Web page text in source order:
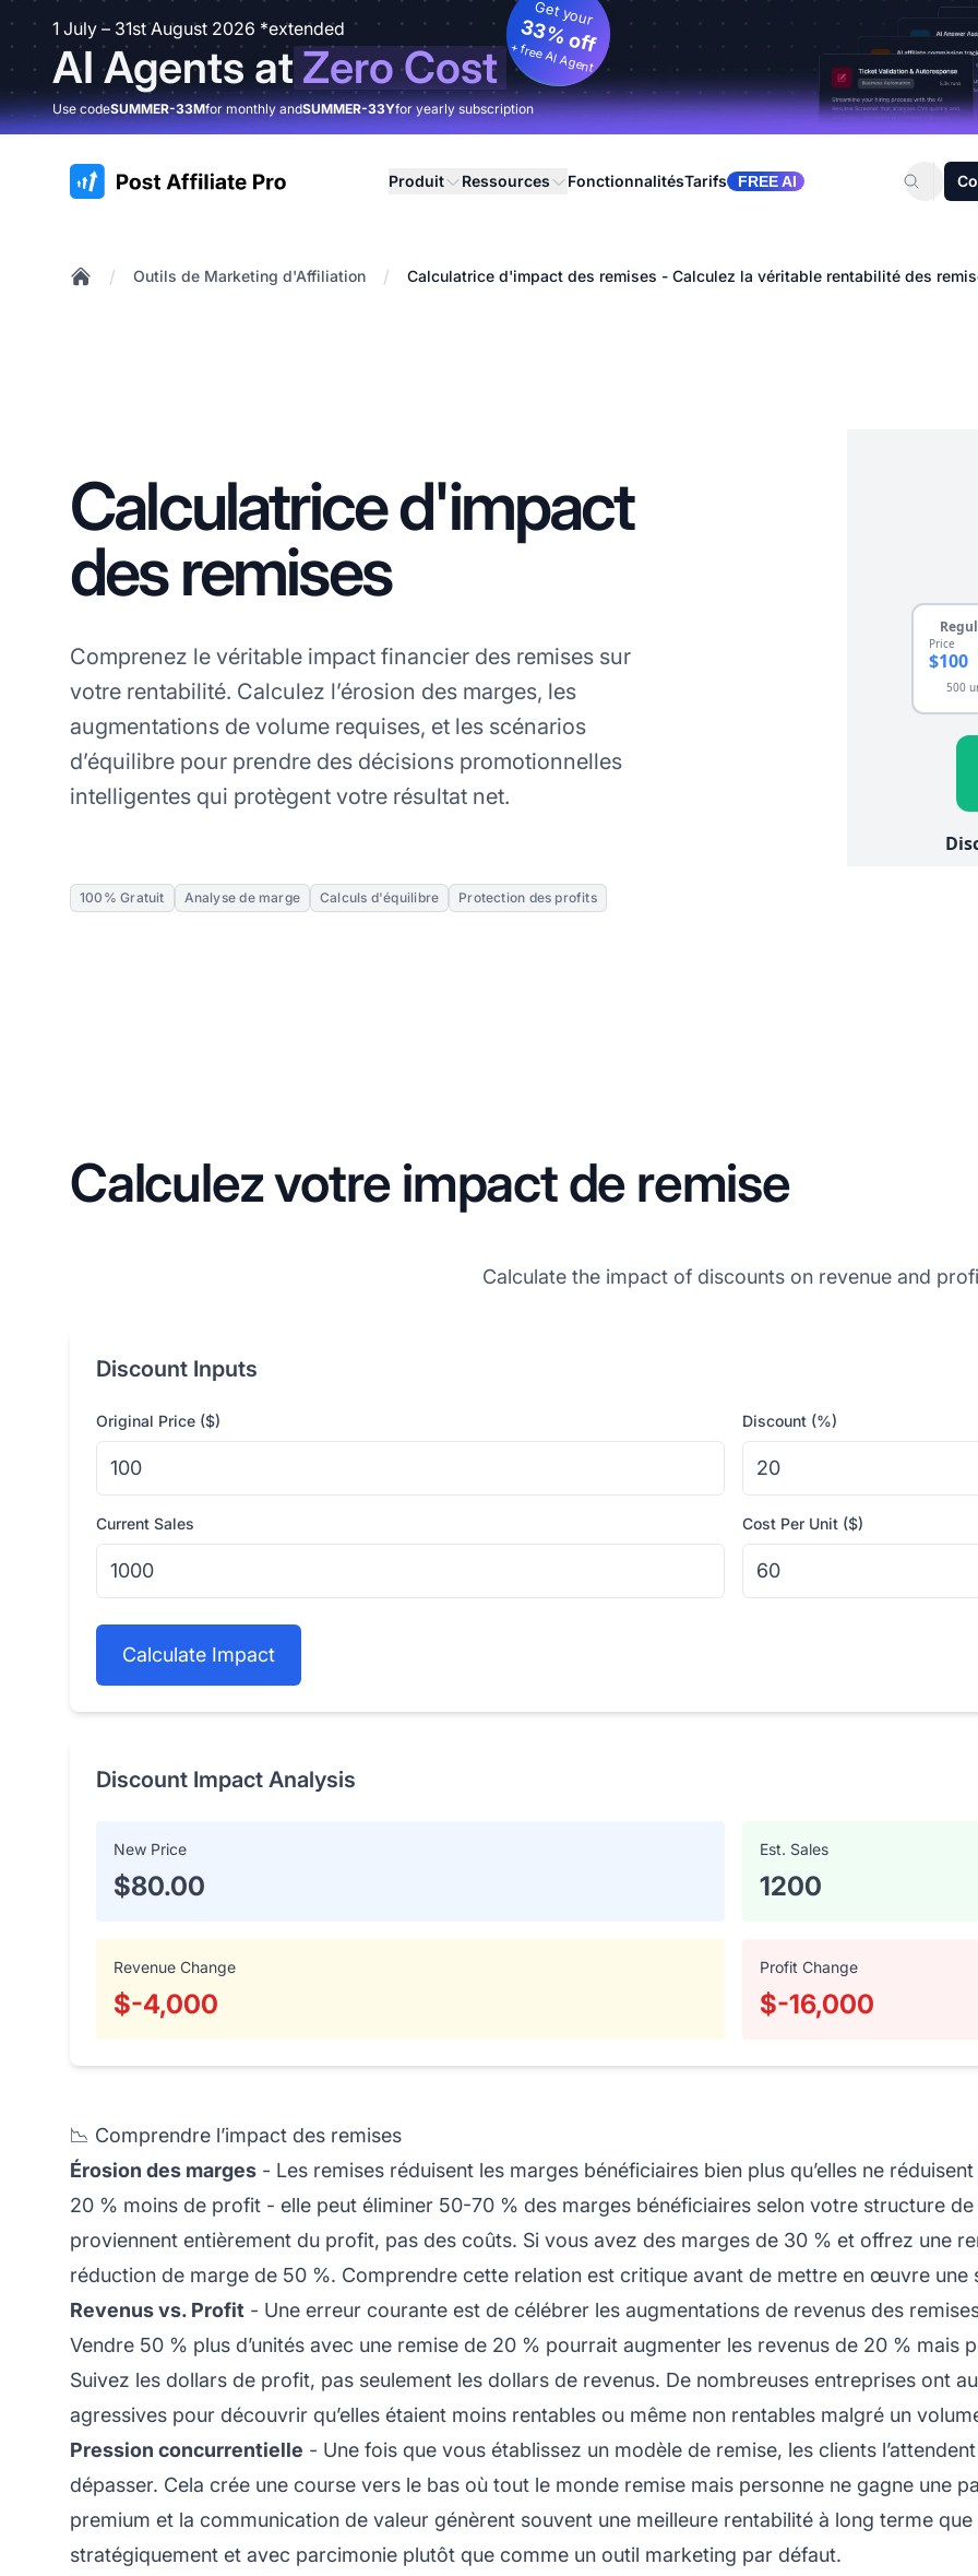
1 July – 31st August 2026 *extended
AI Agents atZero Cost
Get your
33% off
+ free AI Agent
Use codeSUMMER-33Mfor monthly andSUMMER-33Yfor yearly subscription
:site.title Produit Ressources FonctionnalitésTarifs FREE AI
/ Outils de Marketing d'Affiliation / Calculatrice d'impact des remises - Calculez la véritable rentabilité des
Calculatrice d'impact
des remises
Comprenez le véritable impact financier des remises sur
votre rentabilité. Calculez l’érosion des marges, les
augmentations de volume requises, et les scénarios
d’équilibre pour prendre des décisions promotionnelles
intelligentes qui protègent votre résultat net.
100% Gratuit Analyse de marge Calculs d'équilibre Protection des profits
Calculez votre impact de remise
Calculate the impact of discounts on revenue and
Discount Inputs
Original Price ($) Discount (%)
Current Sales Cost Per Unit ($)
Calculate Impact
Discount Impact Analysis
New Price
$80.00
Est. Sales
1200
Revenue Change
$-4,000
Profit Change
$-16,000
📉 Comprendre l’impact des remises
Érosion des marges - Les remises réduisent les marges bénéficiaires bien plus qu’elles ne
20 % moins de profit - elle peut éliminer 50-70 % des marges bénéficiaires selon votre structure
proviennent entièrement du profit, pas des coûts. Si vous avez des marges de 30 % et offrez une
réduction de marge de 50 %. Comprendre cette relation est critique avant de mettre en œuvre une
Revenus vs. Profit - Une erreur courante est de célébrer les augmentations de revenus des
Vendre 50 % plus d’unités avec une remise de 20 % pourrait augmenter les revenus de 20 %
Suivez les dollars de profit, pas seulement les dollars de revenus. De nombreuses entreprises ont
agressives pour découvrir qu’elles étaient moins rentables ou même non rentables malgré un
Pression concurrentielle - Une fois que vous établissez un modèle de remise, les clients
dépasser. Cela crée une course vers le bas où tout le monde remise mais personne ne gagne une
premium et la communication de valeur génèrent souvent une meilleure rentabilité à long terme
stratégiquement et avec parcimonie plutôt que comme un outil marketing par défaut.